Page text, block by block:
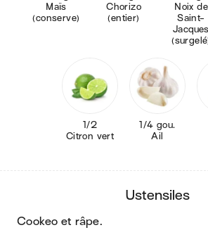
Maïs
(conserve)
Chorizo
(entier)
Noix de
Saint-
Jacques
1/2
Citron vert
1/4 gou.
Ail
ustensiles
cookeo et râpe.